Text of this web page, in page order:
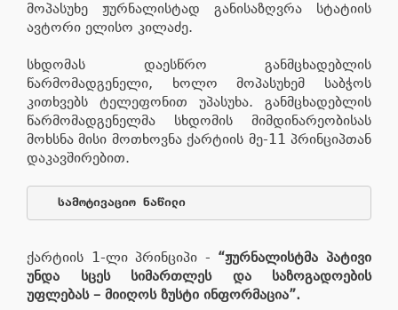
მოპასუხე ჟურნალისტად განისაზღვრა სტატიის
ავტორი ელისო კილაძე.
სხდომას დაესწრო განმცხადებლის
წარმომადგენელი, ხოლო მოპასუხემ საბჭოს
კითხვებს ტელეფონით უპასუხა. განმცხადებლის
წარმომადგენელმა სხდომის მიმდინარეობისას
მოხსნა მისი მოთხოვნა ქარტიის მე-11 პრინციპთან
დაკავშირებით.
ქარტიის 1-ლი პრინციპი - “ჟურნალისტმა პატივი
უნდა სცეს სიმართლეს და საზოგადოების
უფლებას – მიიღოს ზუსტი ინფორმაცია”.